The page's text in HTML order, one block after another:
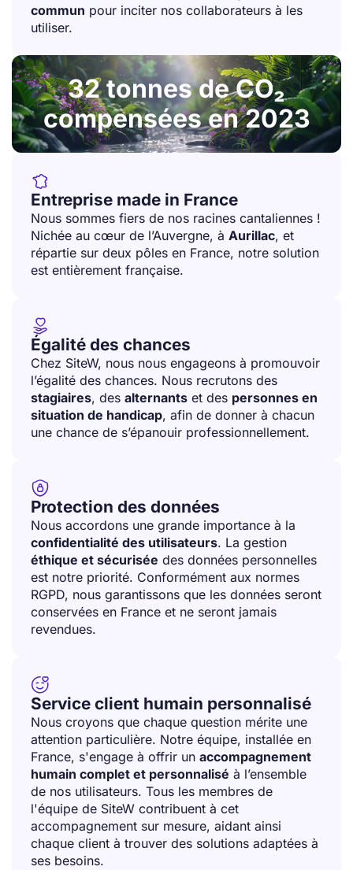
commun pour inciter nos collaborateurs à les
utiliser.
32 tonnes de CO₂
compensées en 2023

Entreprise made in France
Nous sommes fiers de nos racines cantaliennes !
Nichée au cœur de l’Auvergne, à Aurillac, et
répartie sur deux pôles en France, notre solution
est entièrement française.

Égalité des chances
Chez SiteW, nous nous engageons à promouvoir
l’égalité des chances. Nous recrutons des
stagiaires, des alternants et des personnes en
situation de handicap, afin de donner à chacun
une chance de s’épanouir professionnellement.

Protection des données
Nous accordons une grande importance à la
confidentialité des utilisateurs. La gestion
éthique et sécurisée des données personnelles
est notre priorité. Conformément aux normes
RGPD, nous garantissons que les données seront
conservées en France et ne seront jamais
revendues.

Service client humain personnalisé
Nous croyons que chaque question mérite une
attention particulière. Notre équipe, installée en
France, s'engage à offrir un accompagnement
humain complet et personnalisé à l’ensemble
de nos utilisateurs. Tous les membres de
l'équipe de SiteW contribuent à cet
accompagnement sur mesure, aidant ainsi
chaque client à trouver des solutions adaptées à
ses besoins.